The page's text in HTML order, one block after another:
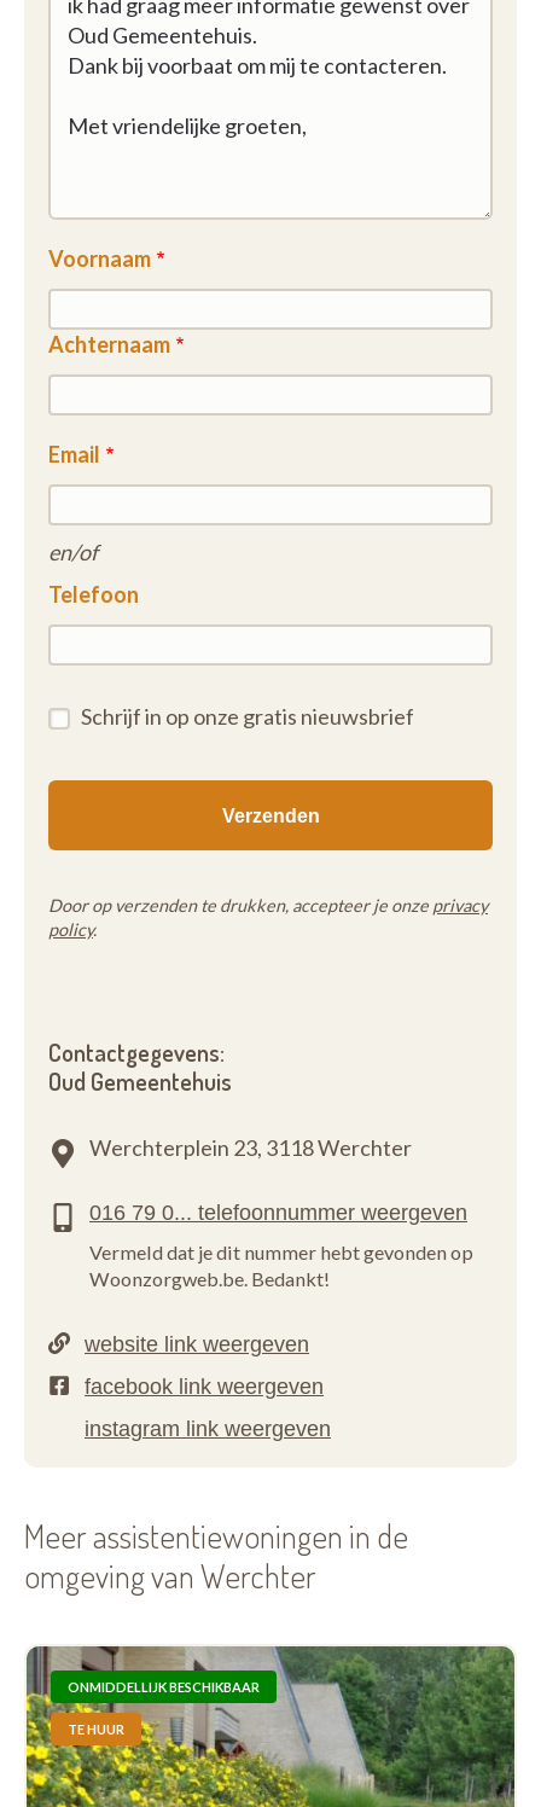
Voornaam
Achternaam
Email
en/of
Telefoon
Schrijf in op onze gratis nieuwsbrief
Door op verzenden te drukken, accepteer je onze privacy
policy.
Contactgegevens:
Oud Gemeentehuis
Werchterplein 23, 3118 Werchter
Vermeld dat je dit nummer hebt gevonden op
Woonzorgweb.be. Bedankt!
Meer assistentiewoningen in de
omgeving van Werchter
ONMIDDELLIJK BESCHIKBAAR
TE HUUR